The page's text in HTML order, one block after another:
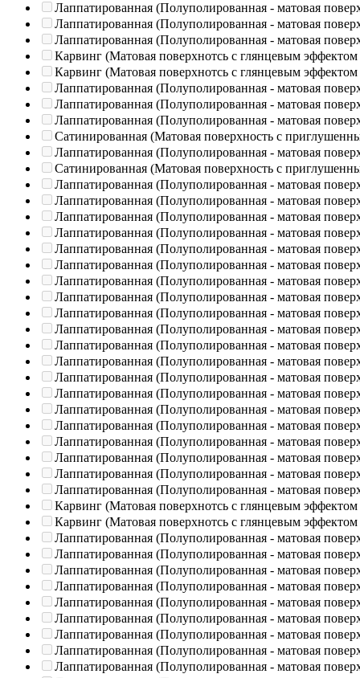
Лаппатированная (Полуполированная - матовая
Лаппатированная (Полуполированная - матовая
Лаппатированная (Полуполированная - матовая
Карвинг (Матовая поверхнотсь с глянцевым эффектом
Карвинг (Матовая поверхнотсь с глянцевым эффектом
Лаппатированная (Полуполированная - матовая
Лаппатированная (Полуполированная - матовая
Лаппатированная (Полуполированная - матовая
Сатинированная (Матовая поверхность с
Лаппатированная (Полуполированная - матовая
Сатинированная (Матовая поверхность с
Лаппатированная (Полуполированная - матовая
Лаппатированная (Полуполированная - матовая
Лаппатированная (Полуполированная - матовая
Лаппатированная (Полуполированная - матовая
Лаппатированная (Полуполированная - матовая
Лаппатированная (Полуполированная - матовая
Лаппатированная (Полуполированная - матовая
Лаппатированная (Полуполированная - матовая
Лаппатированная (Полуполированная - матовая
Лаппатированная (Полуполированная - матовая
Лаппатированная (Полуполированная - матовая
Лаппатированная (Полуполированная - матовая
Лаппатированная (Полуполированная - матовая
Лаппатированная (Полуполированная - матовая
Лаппатированная (Полуполированная - матовая
Лаппатированная (Полуполированная - матовая
Лаппатированная (Полуполированная - матовая
Лаппатированная (Полуполированная - матовая
Лаппатированная (Полуполированная - матовая
Лаппатированная (Полуполированная - матовая
Карвинг (Матовая поверхнотсь с глянцевым эффектом
Карвинг (Матовая поверхнотсь с глянцевым эффектом
Лаппатированная (Полуполированная - матовая
Лаппатированная (Полуполированная - матовая
Лаппатированная (Полуполированная - матовая
Лаппатированная (Полуполированная - матовая
Лаппатированная (Полуполированная - матовая
Лаппатированная (Полуполированная - матовая
Лаппатированная (Полуполированная - матовая
Лаппатированная (Полуполированная - матовая
Лаппатированная (Полуполированная - матовая